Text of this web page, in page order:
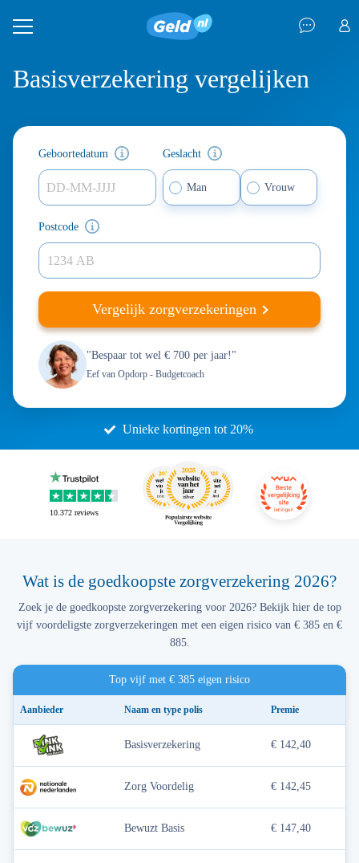
Basisverzekering vergelijken
Geboortedatum
DD-MM-JJJJ
Geslacht
Man Vrouw
Postcode
Vergelijk zorgverzekeringen
"Bespaar tot wel € 700 per jaar!"
Eef van Opdorp - Budgetcoach
Unieke kortingen tot 20%
10.372 reviews
Wat is de goedkoopste zorgverzekering 2026?
Zoek je de goedkoopste zorgverzekering voor 2026? Bekijk hier de top
vijf voordeligste zorgverzekeringen met een eigen risico van € 385 en €
885.
Top vijf met € 385 eigen risico
Aanbieder Naam en type polis Premie
Basisverzekering € 142,40
Zorg Voordelig € 142,45
Bewuzt Basis € 147,40